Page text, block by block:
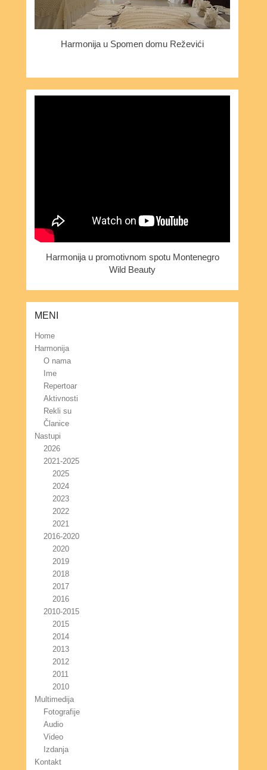
Harmonija u Spomen domu Reževići
Harmonija u promotivnom spotu Montenegro
Wild Beauty
MENI
Home
Harmonija
O nama
Ime
Repertoar
Aktivnosti
Rekli su
Članice
Nastupi
2026
2021-2025
2025
2024
2023
2022
2021
2016-2020
2020
2019
2018
2017
2016
2010-2015
2015
2014
2013
2012
2011
2010
Multimedija
Fotografije
Audio
Video
Izdanja
Kontakt